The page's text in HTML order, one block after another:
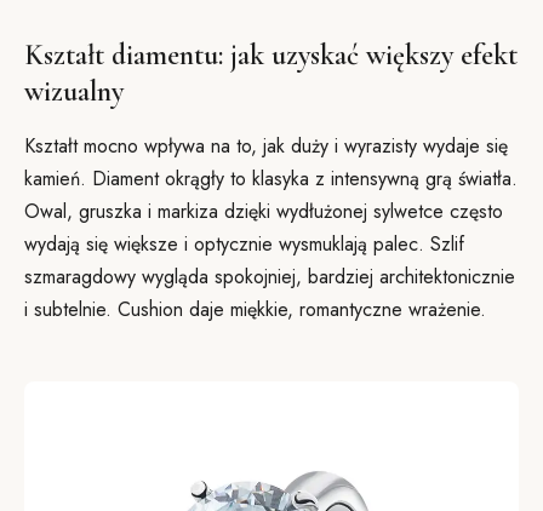
Kształt diamentu: jak uzyskać większy efekt
wizualny
Kształt mocno wpływa na to, jak duży i wyrazisty wydaje się
kamień. Diament okrągły to klasyka z intensywną grą światła.
Owal, gruszka i markiza dzięki wydłużonej sylwetce często
wydają się większe i optycznie wysmuklają palec. Szlif
szmaragdowy wygląda spokojniej, bardziej architektonicznie
i subtelnie. Cushion daje miękkie, romantyczne wrażenie.